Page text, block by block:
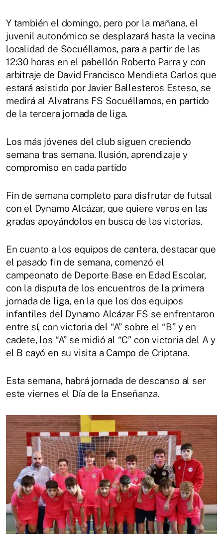
Y también el domingo, pero por la mañana, el
juvenil autonómico se desplazará hasta la vecina
localidad de Socuéllamos, para a partir de las
12:30 horas en el pabellón Roberto Parra y con
arbitraje de David Francisco Mendieta Carlos que
estará asistido por Javier Ballesteros Esteso, se
medirá al Alvatrans FS Socuéllamos, en partido
de la tercera jornada de liga.
Los más jóvenes del club siguen creciendo
semana tras semana. Ilusión, aprendizaje y
compromiso en cada partido
Fin de semana completo para disfrutar de futsal
con el Dynamo Alcázar, que quiere veros en las
gradas apoyándolos en busca de las victorias.
En cuanto a los equipos de cantera, destacar que
el pasado fin de semana, comenzó el
campeonato de Deporte Base en Edad Escolar,
con la disputa de los encuentros de la primera
jornada de liga, en la que los dos equipos
infantiles del Dynamo Alcázar FS se enfrentaron
entre sí, con victoria del “A” sobre el “B” y en
cadete, los “A” se midió al “C” con victoria del A y
el B cayó en su visita a Campo de Criptana.
Esta semana, habrá jornada de descanso al ser
este viernes el Día de la Enseñanza.